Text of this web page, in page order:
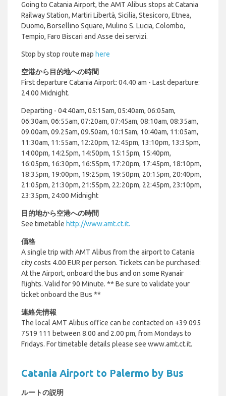
Going to Catania Airport, the AMT Alibus stops at Catania
Railway Station, Martiri Libertà, Sicilia, Stesicoro, Etnea,
Duomo, Borsellino Square, Mulino S. Lucia, Colombo,
Tempio, Faro Biscari and Asse dei servizi.
Stop by stop route map here
空港から目的地への時間
First departure Catania Airport: 04.40 am - Last departure:
24.00 Midnight.
Departing - 04:40am, 05:15am, 05:40am, 06:05am,
06:30am, 06:55am, 07:20am, 07:45am, 08:10am, 08:35am,
09.00am, 09.25am, 09.50am, 10:15am, 10:40am, 11:05am,
11:30am, 11:55am, 12:20pm, 12:45pm, 13:10pm, 13:35pm,
14:00pm, 14:25pm, 14:50pm, 15:15pm, 15:40pm,
16:05pm, 16:30pm, 16:55pm, 17:20pm, 17:45pm, 18:10pm,
18:35pm, 19:00pm, 19:25pm, 19:50pm, 20:15pm, 20:40pm,
21:05pm, 21:30pm, 21:55pm, 22:20pm, 22:45pm, 23:10pm,
23:35pm, 24:00 Midnight
目的地から空港への時間
See timetable http://www.amt.ct.it.
価格
A single trip with AMT Alibus from the airport to Catania
city costs 4.00 EUR per person. Tickets can be purchased:
At the Airport, onboard the bus and on some Ryanair
flights. Valid for 90 Minute. ** Be sure to validate your
ticket onboard the Bus **
連絡先情報
The local AMT Alibus office can be contacted on +39 095
7519 111 between 8.00 and 2.00 pm, from Mondays to
Fridays. For timetable details please see www.amt.ct.it.
Catania Airport to Palermo by Bus
ルートの説明